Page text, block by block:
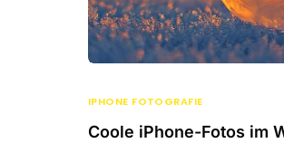
IPHONE FOTOGRAFIE
Coole iPhone-Fotos im